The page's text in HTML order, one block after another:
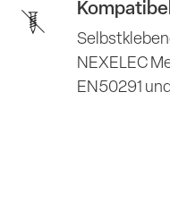
NEXELEC
EN50291